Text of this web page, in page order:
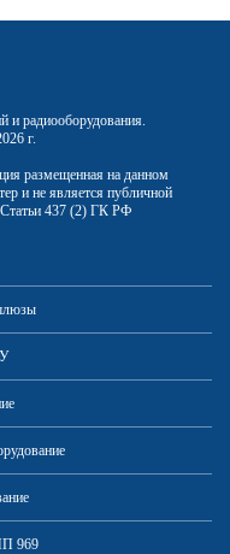
радиооборудования.
г.
размещенная на данном
и не является публичной
437 (2) ГК РФ
969